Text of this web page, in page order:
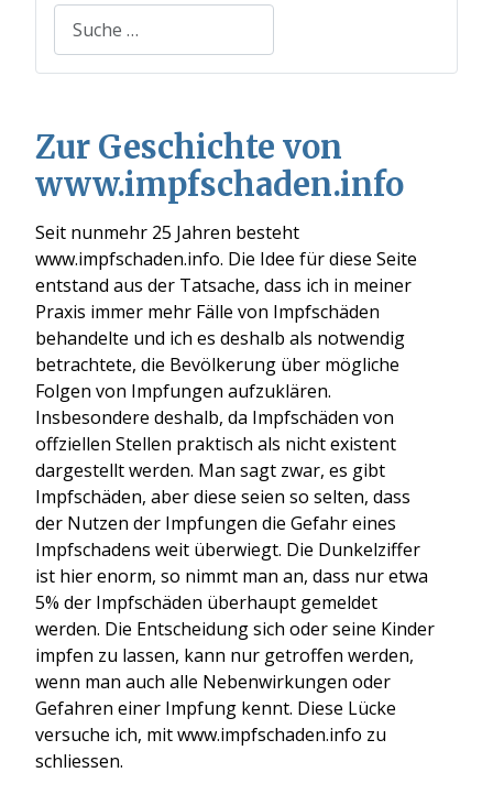
Suchen
Zur Geschichte von
www.impfschaden.info
Seit nunmehr 25 Jahren besteht
www.impfschaden.info. Die Idee für diese Seite
entstand aus der Tatsache, dass ich in meiner
Praxis immer mehr Fälle von Impfschäden
behandelte und ich es deshalb als notwendig
betrachtete, die Bevölkerung über mögliche
Folgen von Impfungen aufzuklären.
Insbesondere deshalb, da Impfschäden von
offziellen Stellen praktisch als nicht existent
dargestellt werden. Man sagt zwar, es gibt
Impfschäden, aber diese seien so selten, dass
der Nutzen der Impfungen die Gefahr eines
Impfschadens weit überwiegt. Die Dunkelziffer
ist hier enorm, so nimmt man an, dass nur etwa
5% der Impfschäden überhaupt gemeldet
werden. Die Entscheidung sich oder seine Kinder
impfen zu lassen, kann nur getroffen werden,
wenn man auch alle Nebenwirkungen oder
Gefahren einer Impfung kennt. Diese Lücke
versuche ich, mit www.impfschaden.info zu
schliessen.